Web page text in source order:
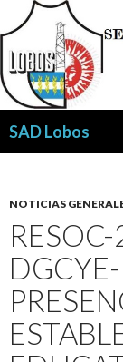
SAD Lobos
NOTICIAS